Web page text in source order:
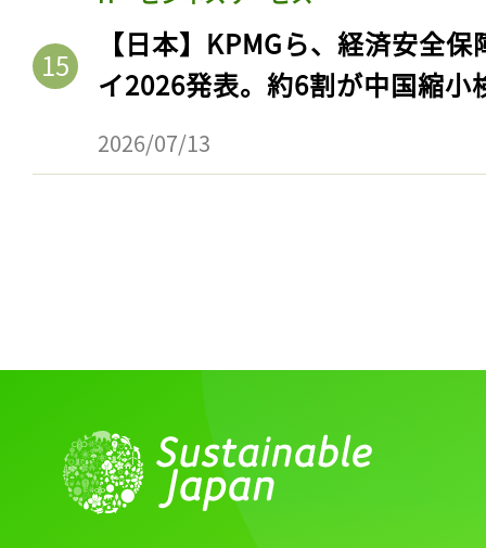
【日本】KPMGら、経済安全
イ2026発表。約6割が中国縮小
2026/07/13